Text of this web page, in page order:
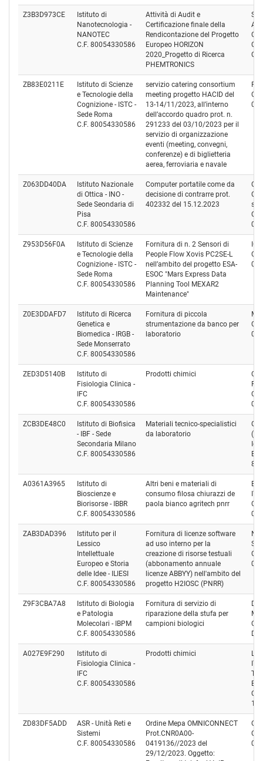
Z3B3D973CE
Istituto di
Nanotecnologia -
NANOTEC
C.F. 80054330586
Attività di Audit e
Certificazione finale della
Rendicontazione del Progetto
Europeo HORIZON
2020_Progetto di Ricerca
PHEMTRONICS
ZB83E0211E
Istituto di Scienze
e Tecnologie della
Cognizione - ISTC -
Sede Roma
C.F. 80054330586
servizio catering consortium
meeting progetto HACID del
13-14/11/2023, all’interno
dell’accordo quadro prot. n.
291233 del 03/10/2023 per il
servizio di organizzazione
eventi (meeting, convegni,
conferenze) e di biglietteria
aerea, ferroviaria e navale
Z063DD40DA
Istituto Nazionale
di Ottica - INO -
Sede Seondaria di
Pisa
C.F. 80054330586
Computer portatile come da
decisione di contrarre prot.
402332 del 15.12.2023
Z953D56F0A
Istituto di Scienze
e Tecnologie della
Cognizione - ISTC -
Sede Roma
C.F. 80054330586
Fornitura di n. 2 Sensori di
People Flow Xovis PC2SE-L
nell’ambito del progetto ESA-
ESOC "Mars Express Data
Planning Tool MEXAR2
Maintenance"
Z0E3DDAFD7
Istituto di Ricerca
Genetica e
Biomedica - IRGB -
Sede Monserrato
C.F. 80054330586
Fornitura di piccola
strumentazione da banco per
laboratorio
ZED3D5140B
Istituto di
Fisiologia Clinica -
IFC
C.F. 80054330586
Prodotti chimici
ZCB3DE48C0
Istituto di Biofisica
- IBF - Sede
Secondaria Milano
C.F. 80054330586
Materiali tecnico-specialistici
da laboratorio
A0361A3965
Istituto di
Bioscienze e
Biorisorse - IBBR
C.F. 80054330586
Altri beni e materiali di
consumo filosa chiurazzi de
paola bianco agritech pnrr
ZAB3DAD396
Istituto per il
Lessico
Intellettuale
Europeo e Storia
delle Idee - ILIESI
C.F. 80054330586
Fornitura di licenze software
ad uso interno per la
creazione di risorse testuali
(abbonamento annuale
licenze ABBYY) nell'ambito del
progetto H2IOSC (PNRR)
Z9F3CBA7A8
Istituto di Biologia
e Patologia
Molecolari - IBPM
C.F. 80054330586
Fornitura di servizio di
riparazione della stufa per
campioni biologici
A027E9F290
Istituto di
Fisiologia Clinica -
IFC
C.F. 80054330586
Prodotti chimici
ZD83DF5ADD
ASR - Unità Reti e
Sistemi
C.F. 80054330586
Ordine Mepa OMNICONNECT
Prot.CNR0A00-
0419136//2023 del
29/12/2023. Oggetto: